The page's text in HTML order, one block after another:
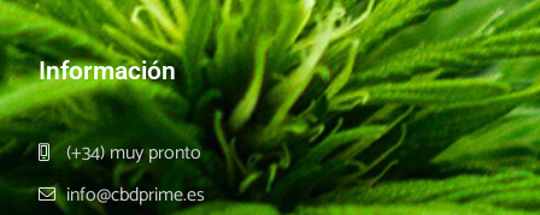
Información
(+34) muy pronto
info@cbdprime.es